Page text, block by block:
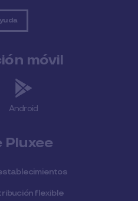
móvil
Android
Pluxee
flexible